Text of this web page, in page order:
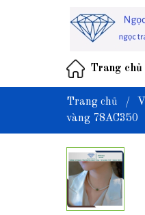
Trang chủ
Trang chủ /
vàng 78AC350